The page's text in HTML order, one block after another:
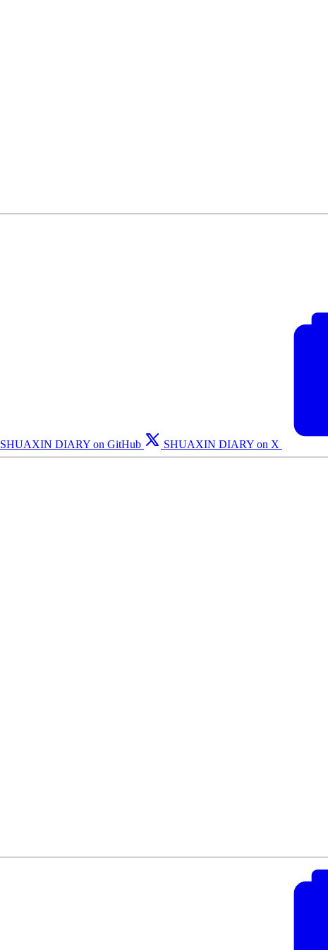
SHUAXIN DIARY on GitHub SHUAXIN DIARY on X